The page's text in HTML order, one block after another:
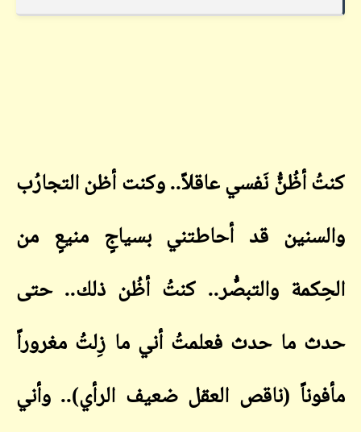
كنتُ أظُنُّ نَفسي عاقلاً.. وكنت أظن التجارُب
والسنين قد أحاطتني بسياجٍ منيعٍ من
الحِكمة والتبصُّر.. كنتُ أظُن ذلك.. حتى
حدث ما حدث فعلمتُ أني ما زِلتُ مغروراً
مأفوناً (ناقص العقل ضعيف الرأي).. وأني